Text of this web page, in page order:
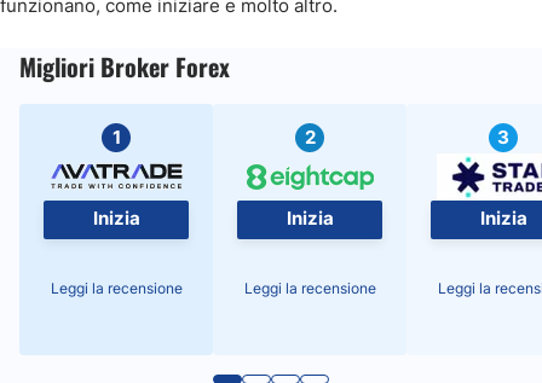
funzionano, come iniziare e molto altro.
Migliori Broker Forex
1
Inizia
Leggi la recensione
2
Inizia
Leggi la recensione
3
Inizia
Leggi la